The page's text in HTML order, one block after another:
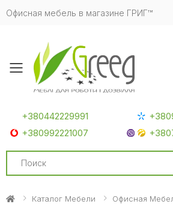
Офисная мебель в магазине ГРИГ™
Toggle mobile menu
+380442229991
+380992221007
Search
Каталог Мебели Офисная